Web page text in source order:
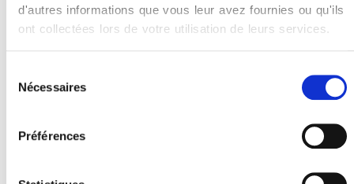
d'autres informations que vous leur avez fournies ou qu'ils
ont collectées lors de votre utilisation de leurs services.
Nécessaires
Préférences
Votre examen de densitométrie
L'ostéodensitométrie est un examen
mesurer la densité minérale osseuse.